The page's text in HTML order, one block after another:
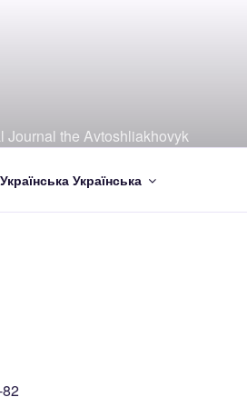
Journal the Avtoshliakhovyk
Українська